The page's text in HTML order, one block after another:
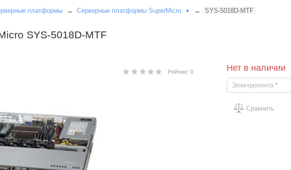
платформы → Серверные платформы SuperMicro ▼ → SYS-5018D-MTF
SYS-5018D-MTF
Рейтинг: 0 Нет в наличии
Сравнить